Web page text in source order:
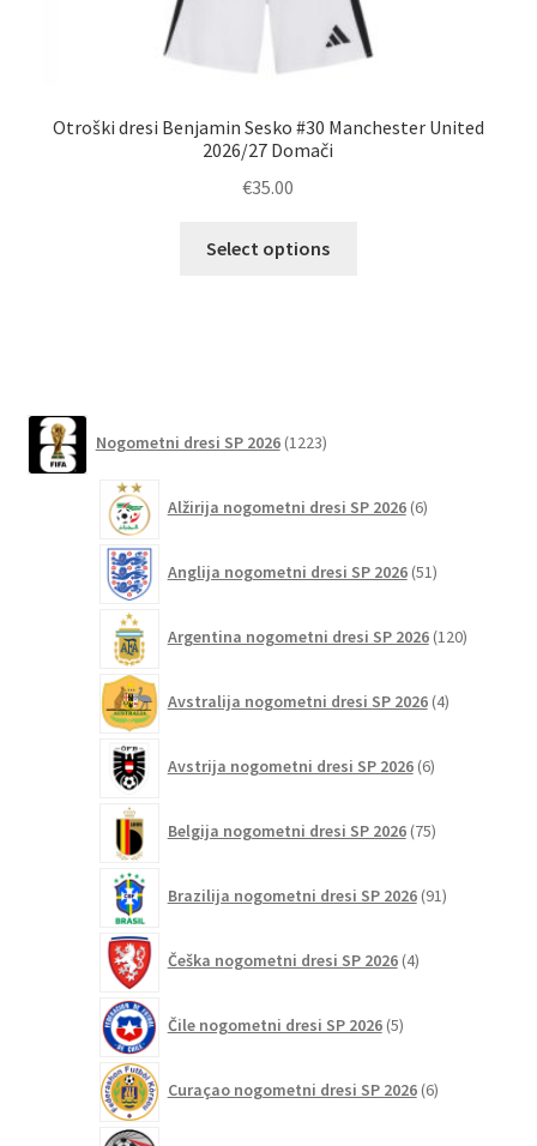
Otroški dresi Benjamin Sesko #30 Manchester United
2026/27 Domači
€35.00
Select options
strani
Nogometni dresi SP 2026 1223izdelkov
Alžirija nogometni dresi SP 2026 6izdelkov
Anglija nogometni dresi SP 2026 51izdelkov
Argentina nogometni dresi SP 2026 120izdelkov
Avstralija nogometni dresi SP 2026 4izdelki
Avstrija nogometni dresi SP 2026 6izdelkov
Belgija nogometni dresi SP 2026 75izdelkov
Brazilija nogometni dresi SP 2026 91izdelkov
Češka nogometni dresi SP 2026 4izdelki
Čile nogometni dresi SP 2026 5izdelkov
Curaçao nogometni dresi SP 2026 6izdelkov